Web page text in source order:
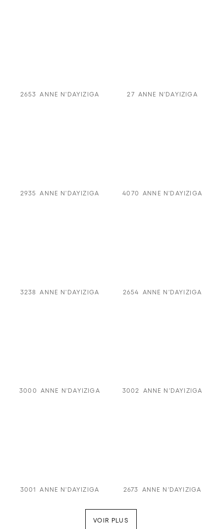
2653 ANNE N'DAYIZIGA 27 ANNE N'DAYIZIGA
2935 ANNE N'DAYIZIGA 4070 ANNE N'DAYIZIGA
3238 ANNE N'DAYIZIGA 2654 ANNE N'DAYIZIGA
3000 ANNE N'DAYIZIGA 3002 ANNE N'DAYIZIGA
3001 ANNE N'DAYIZIGA 2673 ANNE N'DAYIZIGA
VOIR PLUS